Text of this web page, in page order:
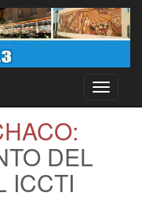
Toggle
DEL
ICCTI